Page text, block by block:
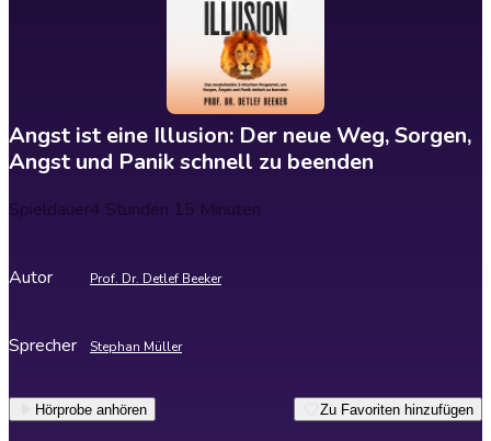
Angst ist eine Illusion: Der neue Weg, Sorgen,
Angst und Panik schnell zu beenden
Spieldauer4 Stunden 15 Minuten
Autor Prof. Dr. Detlef Beeker
Sprecher Stephan Müller
Hörprobe anhören Zu Favoriten hinzufügen